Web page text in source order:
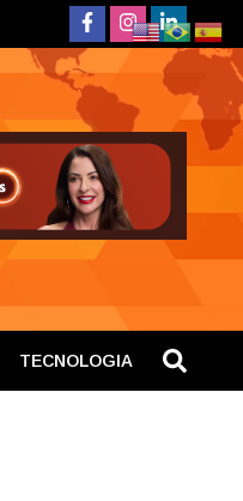
TECNOLOGIA